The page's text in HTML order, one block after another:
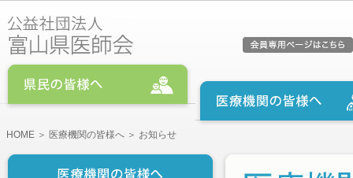
HOME ＞ 医療機関の皆様へ ＞ お知らせ